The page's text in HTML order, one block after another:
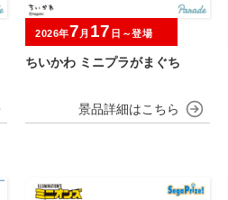
ちいかわ ミニプラがまぐち
2026年7 月 17 日～登場